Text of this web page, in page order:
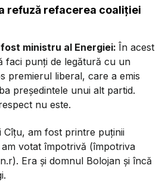
refuză refacerea coaliției
ministru al Energiei: În acest
faci punți de legătură cu un
premierul liberal, care a emis
președintele unui alt partid.
nu este.
Cîțu, am fost printre puținii
votat împotrivă (împotriva
Era și domnul Bolojan și încă